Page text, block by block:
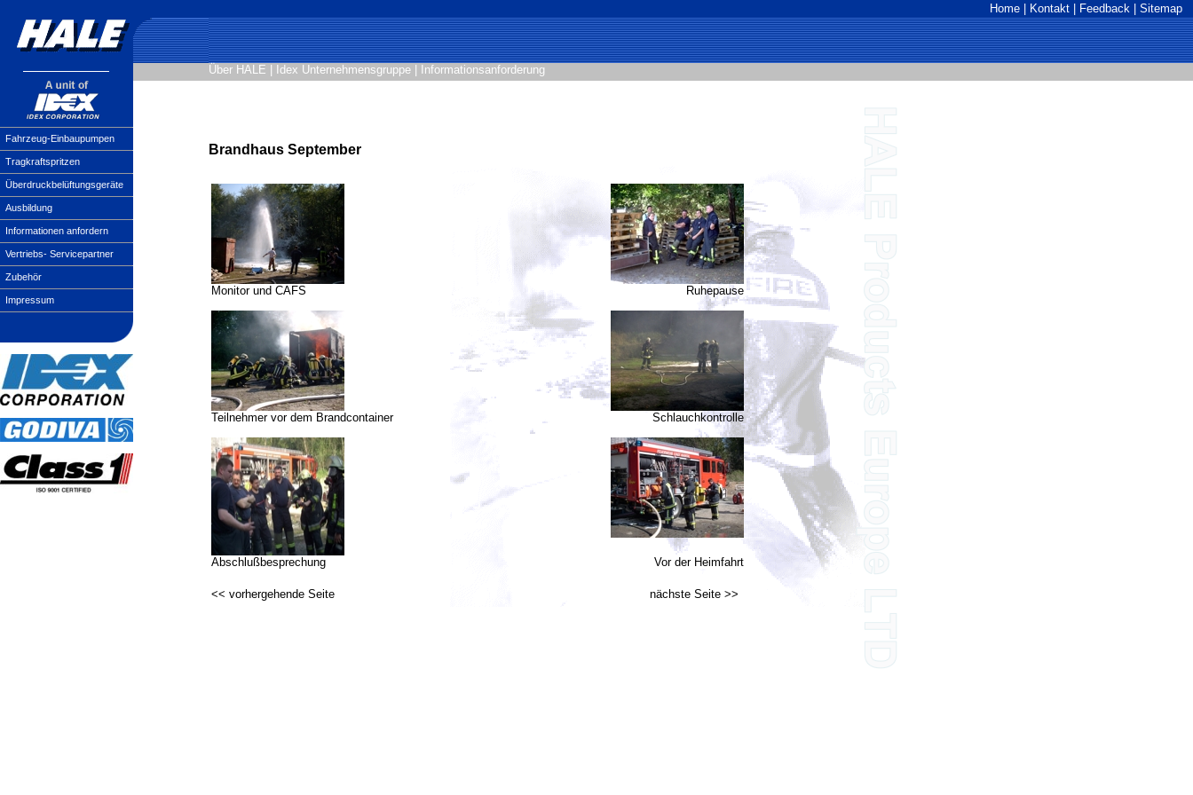
Home Kontakt Feedback Sitemap
Über HALE Idex Unternehmensgruppe Informationsanforderung
Fahrzeug-Einbaupumpen
Tragkraftspritzen
Überdruckbelüftungsgeräte
Ausbildung
Informationen anfordern
Vertriebs- Servicepartner
Zubehör
Impressum
Brandhaus September
Monitor und CAFS Ruhepause
Teilnehmer vor dem Brandcontainer Schlauchkontrolle
Abschlußbesprechung Vor der Heimfahrt
<< vorhergehende Seite nächste Seite >>